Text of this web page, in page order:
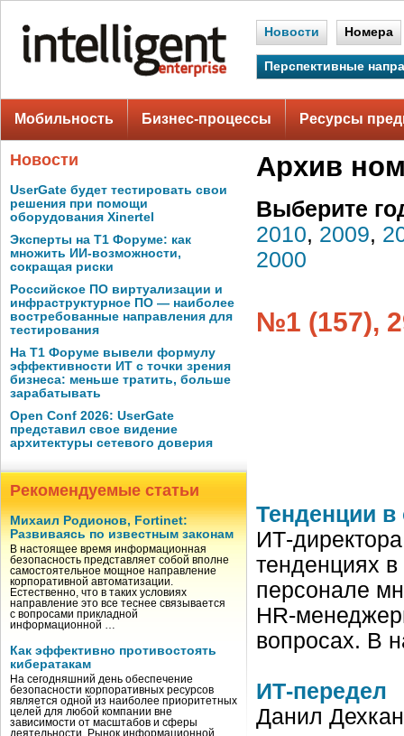
Новости Номера
Перспективные
Мобильность Бизнес-процессы Ресурсы
Новости
UserGate будет тестировать свои
решения при помощи
оборудования Xinertel
Эксперты на Т1 Форуме: как
множить ИИ-возможности,
сокращая риски
Российское ПО виртуализации и
инфраструктурное ПО — наиболее
востребованные направления для
тестирования
На Т1 Форуме вывели формулу
эффективности ИТ с точки зрения
бизнеса: меньше тратить, больше
зарабатывать
Open Conf 2026: UserGate
представил свое видение
архитектуры сетевого доверия
Рекомендуемые статьи
Михаил Родионов, Fortinet:
Развиваясь по известным законам
В настоящее время информационная
безопасность представляет собой вполне
самостоятельное мощное направление
корпоративной автоматизации.
Естественно, что в таких условиях
направление это все теснее связывается
с вопросами прикладной
информационной …
Как эффективно противостоять
кибератакам
На сегодняшний день обеспечение
безопасности корпоративных ресурсов
является одной из наиболее приоритетных
целей для любой компании вне
зависимости от масштабов и сферы
деятельности. Рынок информационной
Архив
Выберите
2010, 2009,
2000
№1 (157),
Тенденции в
ИТ-
тенденциях в
персонале
HR-
вопросах. В
ИТ­-передел
Данил